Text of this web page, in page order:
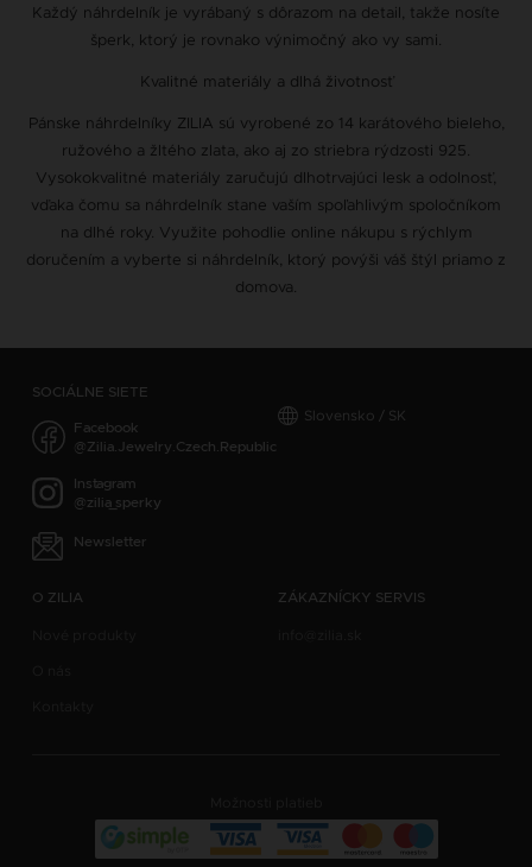
Každý náhrdelník je vyrábaný s dôrazom na detail, takže nosíte
šperk, ktorý je rovnako výnimočný ako vy sami.
Kvalitné materiály a dlhá životnosť
Pánske náhrdelníky ZILIA sú vyrobené zo 14 karátového bieleho,
ružového a žltého zlata, ako aj zo striebra rýdzosti 925.
Vysokokvalitné materiály zaručujú dlhotrvajúci lesk a odolnosť,
vďaka čomu sa náhrdelník stane vaším spoľahlivým spoločníkom
na dlhé roky. Využite pohodlie online nákupu s rýchlym
doručením a vyberte si náhrdelník, ktorý povýši váš štýl priamo z
domova.
SOCIÁLNE SIETE
Facebook
@Zilia.Jewelry.Czech.Republic
Instagram
@zilia_sperky
Newsletter
Slovensko / SK
O ZILIA ZÁKAZNÍCKY SERVIS